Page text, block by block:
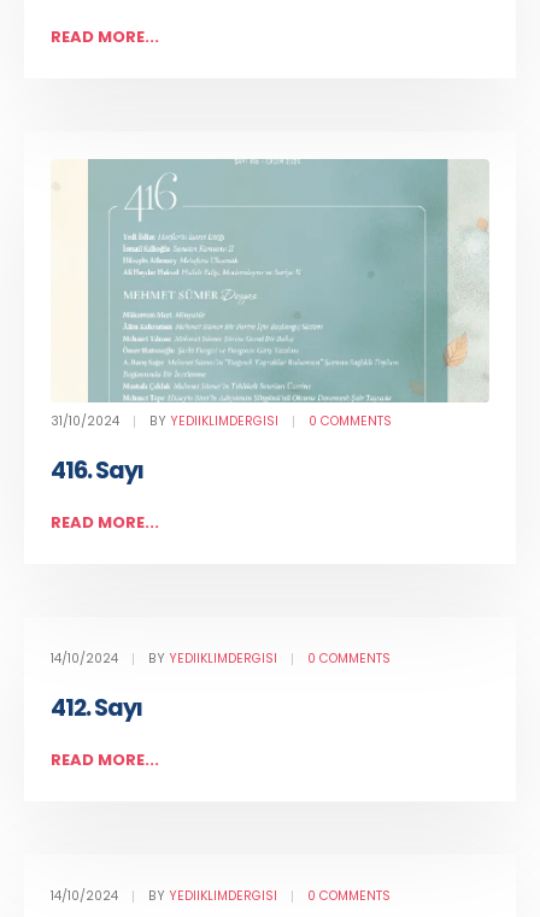
READ MORE...
31/10/2024 BY YEDIIKLIMDERGISI 0 COMMENTS
416. Sayı
READ MORE...
14/10/2024 BYYEDIIKLIMDERGISI 0 COMMENTS
412. Sayı
READ MORE...
14/10/2024 BYYEDIIKLIMDERGISI 0 COMMENTS